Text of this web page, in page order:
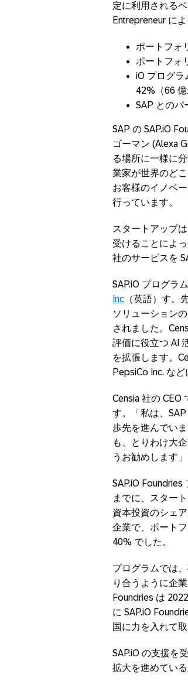
定に利用される
Entrepreneur に
ポートフォ
ポートフォ
iO プログラ
42%（66 億
SAP とのパ
SAP の SAP.iO
ゴーマン (Alexa
る場所に一様に
業家が世界のど
お客様のイノベ
行っています。
スタートアップ
受けることによ
社のサービスを
SAP.iO プログラ
Inc （英語）す。
ソリューション
されました。
評価に役立つ AI
を拡張します。
PepsiCo Inc. な
Censia 社の CEO
す。「私は、
歩先を進んでい
も、とりわけ大
うお勧めします」
SAP.iO
までに、スター
資本投資のシェ
企業で、ポート
40% でした。
プログラムでは
り合うように企
Foundries は
に SAP.iO
国に力を入れて取
SAP.iO の支援を
拡大を進めている